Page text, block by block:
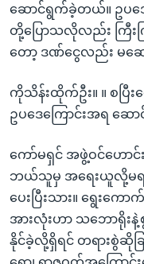
ဆောင်ရွက်ခဲ့တယ်။ ဥပ
တို့ပြောသလိုလည်း ကြီး
တော့ ဒဏ်ငွေလည်း မဆေ
ကိုသိန်းထိုက်ဦး။ ။ စပြီ
ဥပဒေကြောင်းအရ ဆော
ကော်မရှင် အဖွဲ့ဝင်ဟော
ဘယ်သူမှ အရေးယူလို့မရ
ပေးပြီးသား။ ရွေး
အားလုံးဟာ သဘောရိုးနဲ့
နိုင်ခဲ့လို့ရှိရင် တရားစွဲဆိုခ